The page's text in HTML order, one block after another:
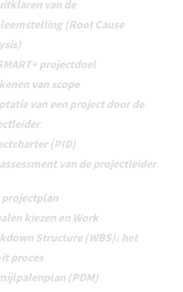
van de
(Root Cause
projectdoel
van scope
van een project door de
(PID)
van de projectleider
projectplan
kiezen en Work
Structure (WBS): het
proces
(PDM)